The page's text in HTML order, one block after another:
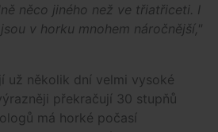
něco jiného než ve třiatřiceti. I
v horku mnohem náročnější,"
už několik dní velmi vysoké
překračují 30 stupňů
má horké počasí